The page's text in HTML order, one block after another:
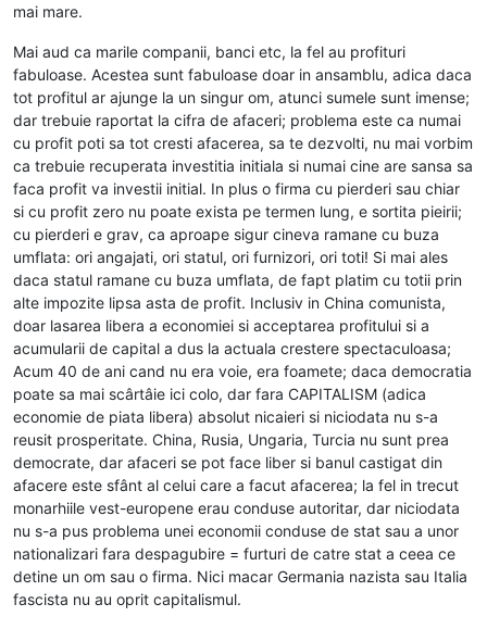
mai mare.
Mai aud ca marile companii, banci etc, la fel au profituri
fabuloase. Acestea sunt fabuloase doar in ansamblu, adica daca
tot profitul ar ajunge la un singur om, atunci sumele sunt imense;
dar trebuie raportat la cifra de afaceri; problema este ca numai
cu profit poti sa tot cresti afacerea, sa te dezvolti, nu mai vorbim
ca trebuie recuperata investitia initiala si numai cine are sansa sa
faca profit va investii initial. In plus o firma cu pierderi sau chiar
si cu profit zero nu poate exista pe termen lung, e sortita pieirii;
cu pierderi e grav, ca aproape sigur cineva ramane cu buza
umflata: ori angajati, ori statul, ori furnizori, ori toti! Si mai ales
daca statul ramane cu buza umflata, de fapt platim cu totii prin
alte impozite lipsa asta de profit. Inclusiv in China comunista,
doar lasarea libera a economiei si acceptarea profitului si a
acumularii de capital a dus la actuala crestere spectaculoasa;
Acum 40 de ani cand nu era voie, era foamete; daca democratia
poate sa mai scârtâie ici colo, dar fara CAPITALISM (adica
economie de piata libera) absolut nicaieri si niciodata nu s-a
reusit prosperitate. China, Rusia, Ungaria, Turcia nu sunt prea
democrate, dar afaceri se pot face liber si banul castigat din
afacere este sfânt al celui care a facut afacerea; la fel in trecut
monarhiile vest-europene erau conduse autoritar, dar niciodata
nu s-a pus problema unei economii conduse de stat sau a unor
nationalizari fara despagubire = furturi de catre stat a ceea ce
detine un om sau o firma. Nici macar Germania nazista sau Italia
fascista nu au oprit capitalismul.